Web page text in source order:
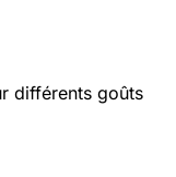
différents goûts